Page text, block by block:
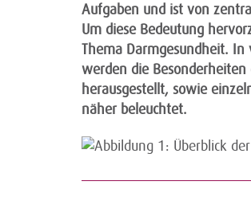
Aufgaben und ist von
Um diese Bedeutung
Thema Darmgesundheit. In
werden die
herausgestellt, sowie
näher beleuchtet.